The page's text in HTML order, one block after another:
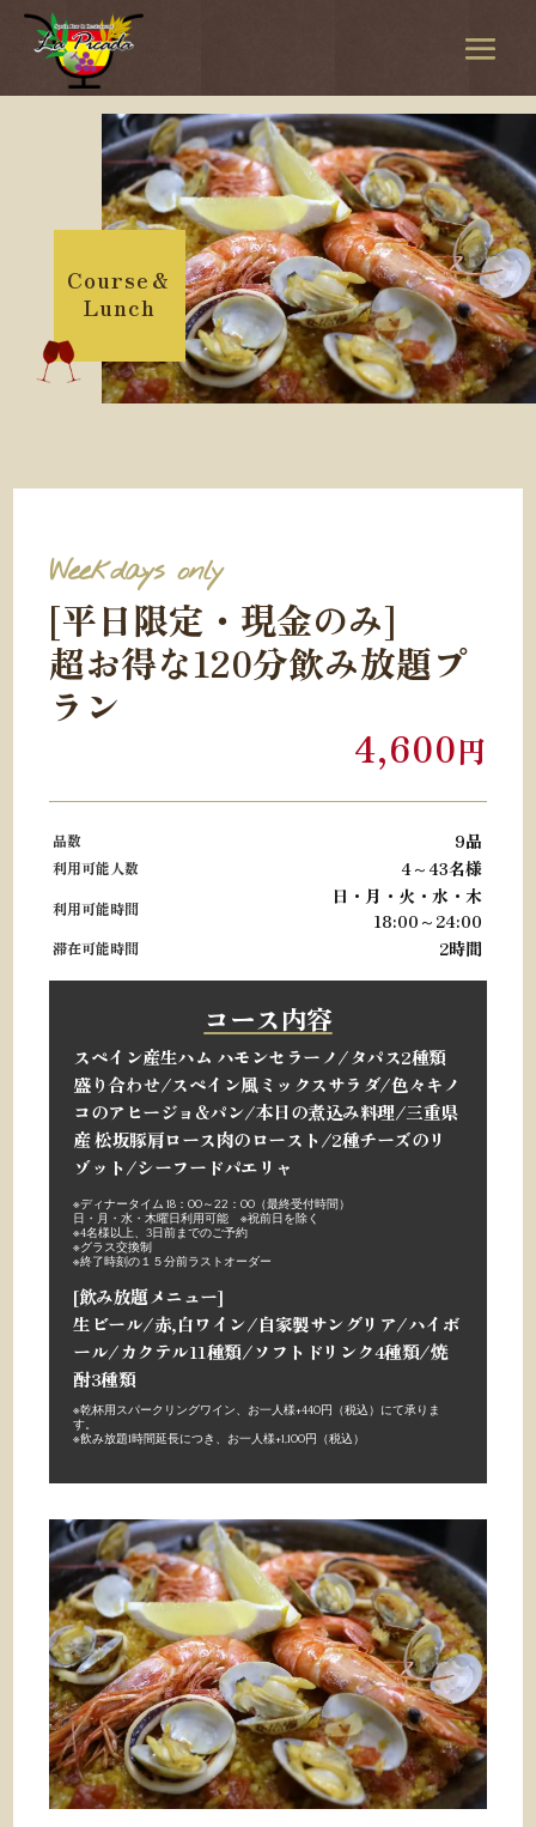
Course＆
Lunch
Weekdays only
[平日限定・現金のみ]
超お得な120分飲み放題プ
ラン
4,600円
品数 9品
利用可能人数 4～43名様
利用可能時間
日・月・火・水・木
18:00～24:00
滞在可能時間 2時間
コース内容
スペイン産生ハム ハモンセラーノ/タパス2種類
盛り合わせ/スペイン風ミックスサラダ/色々キノ
コのアヒージョ&パン/本日の煮込み料理/三重県
産 松坂豚肩ロース肉のロースト/2種チーズのリ
ゾット/シーフードパエリャ
※ディナータイム 18：00～22：00（最終受付時間）
日・月・水・木曜日利用可能 ※祝前日を除く
※4名様以上、3日前までのご予約
※グラス交換制
※終了時刻の１５分前ラストオーダー
[飲み放題メニュー]
生ビール/赤,白ワイン/自家製サングリア/ハイボ
ール/カクテル11種類/ソフトドリンク4種類/焼
酎3種類
※乾杯用スパークリングワイン、お一人様+440円（税込）にて承りま
す。
※飲み放題1時間延長につき、お一人様+1,100円（税込）